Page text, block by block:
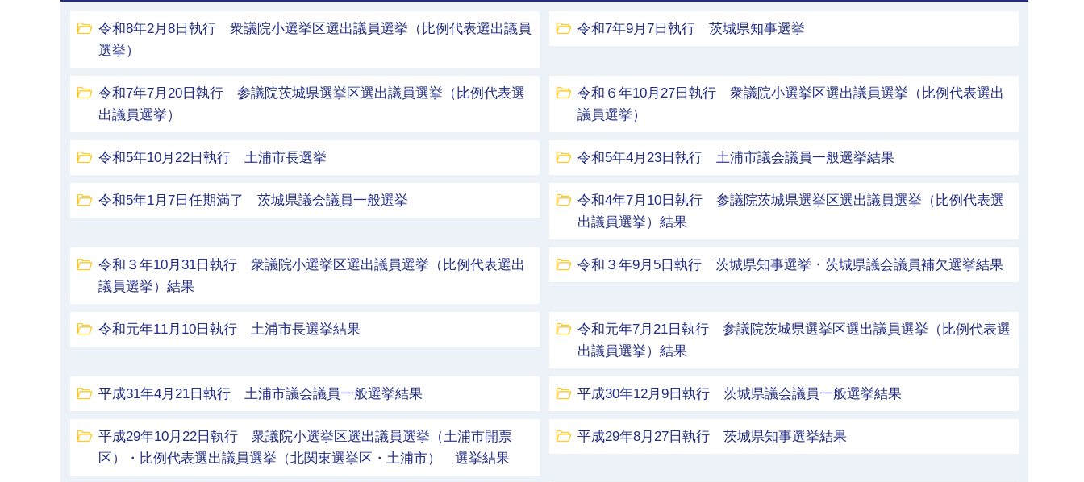
令和8年2月8日執行 衆議院小選挙区選出議員選挙（比例代表選出議員
選挙）
令和7年9月7日執行 茨城県知事選挙
令和7年7月20日執行 参議院茨城県選挙区選出議員選挙（比例代表選
出議員選挙）
令和６年10月27日執行 衆議院小選挙区選出議員選挙（比例代表選出
議員選挙）
令和5年10月22日執行 土浦市長選挙 令和5年4月23日執行 土浦市議会議員一般選挙結果
令和5年1月7日任期満了 茨城県議会議員一般選挙
令和4年7月10日執行 参議院茨城県選挙区選出議員選挙（比例代表選
出議員選挙）結果
令和３年10月31日執行 衆議院小選挙区選出議員選挙（比例代表選出
議員選挙）結果
令和３年9月5日執行 茨城県知事選挙・茨城県議会議員補欠選挙結果
令和元年11月10日執行 土浦市長選挙結果
令和元年7月21日執行 参議院茨城県選挙区選出議員選挙（比例代表選
出議員選挙）結果
平成31年4月21日執行 土浦市議会議員一般選挙結果 平成30年12月9日執行 茨城県議会議員一般選挙結果
平成29年10月22日執行 衆議院小選挙区選出議員選挙（土浦市開票
区）・比例代表選出議員選挙（北関東選挙区・土浦市） 選挙結果
平成29年8月27日執行 茨城県知事選挙結果